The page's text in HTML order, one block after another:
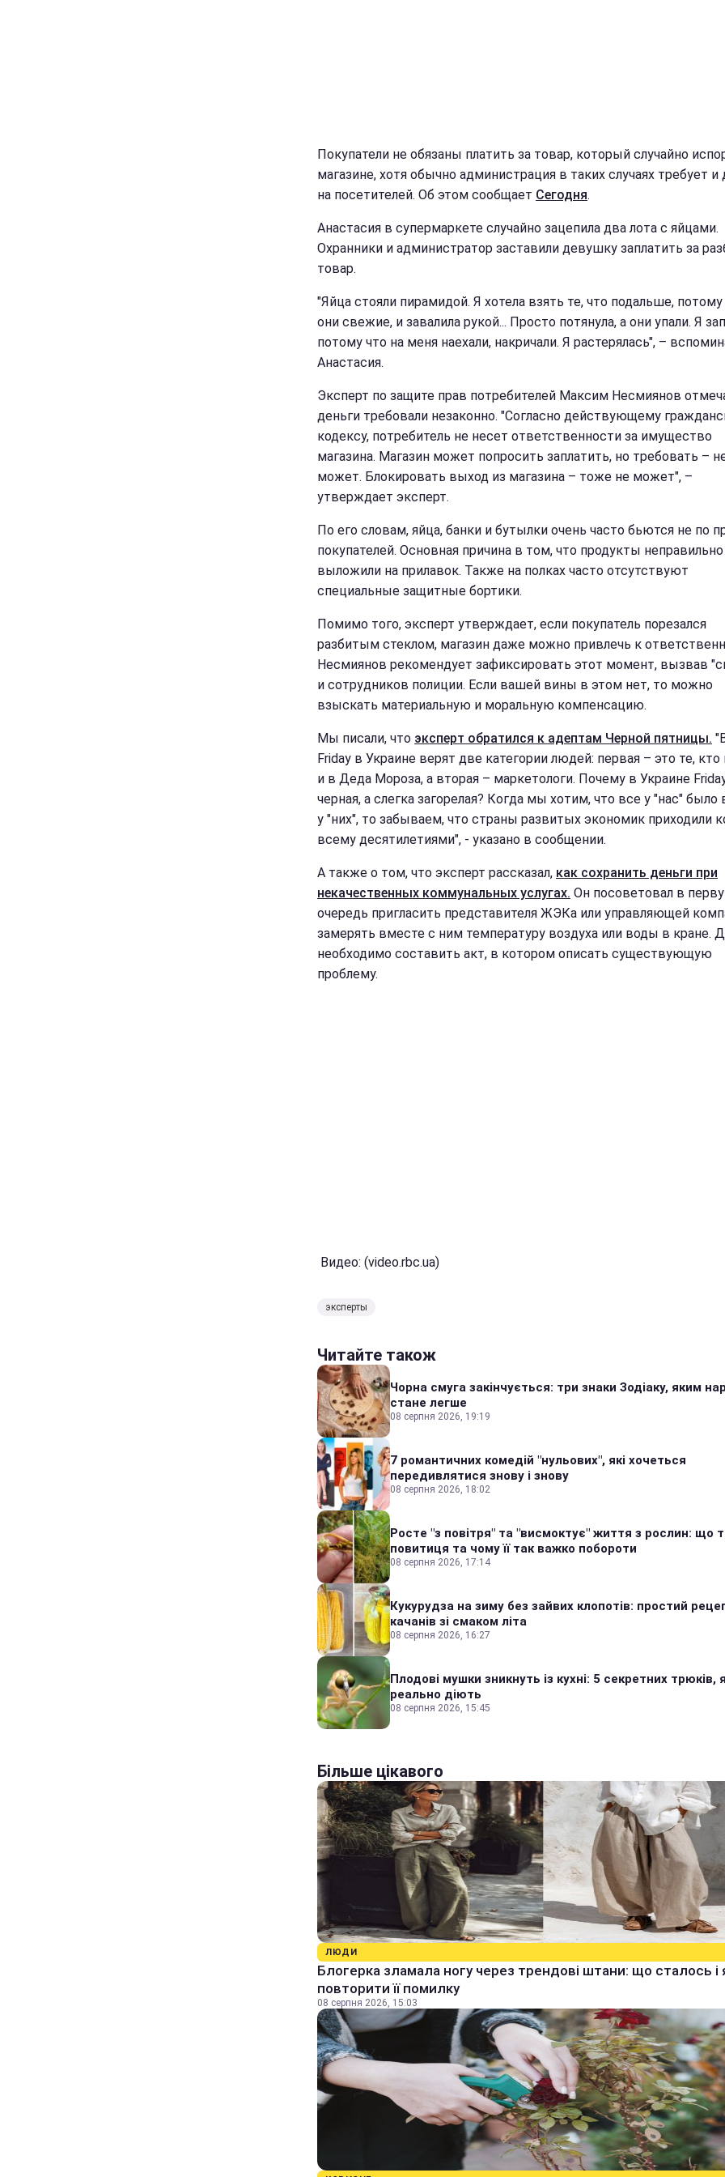
Покупатели не обязаны платить за товар, который случайно
магазине, хотя обычно администрация в таких случаях требует и
на посетителей. Об этом сообщает Сегодня.
Анастасия в супермаркете случайно зацепила два лота с яйцами.
Охранники и администратор заставили девушку заплатить за
товар.
"Яйца стояли пирамидой. Я хотела взять те, что подальше, потому
они свежие, и завалила рукой... Просто потянула, а они упали. Я
потому что на меня наехали, накричали. Я растерялась", –
Анастасия.
Эксперт по защите прав потребителей Максим Несмиянов
деньги требовали незаконно. "Согласно действующему
кодексу, потребитель не несет ответственности за имущество
магазина. Магазин может попросить заплатить, но требовать –
может. Блокировать выход из магазина – тоже не может", –
утверждает эксперт.
По его словам, яйца, банки и бутылки очень часто бьются не по
покупателей. Основная причина в том, что продукты неправильно
выложили на прилавок. Также на полках часто отсутствуют
специальные защитные бортики.
Помимо того, эксперт утверждает, если покупатель порезался
разбитым стеклом, магазин даже можно привлечь к
Несмиянов рекомендует зафиксировать этот момент, вызвав
и сотрудников полиции. Если вашей вины в этом нет, то можно
взыскать материальную и моральную компенсацию.
Мы писали, что эксперт обратился к адептам Черной пятницы.
Friday в Украине верят две категории людей: первая – это те, кто
и в Деда Мороза, а вторая – маркетологи. Почему в Украине
черная, а слегка загорелая? Когда мы хотим, что все у "нас" было
у "них", то забываем, что страны развитых экономик приходили
всему десятилетиями", - указано в сообщении.
А также о том, что эксперт рассказал, как сохранить деньги при
некачественных коммунальных услугах. Он посоветовал в
очередь пригласить представителя ЖЭКа или управляющей
замерять вместе с ним температуру воздуха или воды в кране.
необходимо составить акт, в котором описать существующую
проблему.
Видео: (video.rbc.ua)
эксперты
Читайте також
Чорна смуга закінчується: три знаки Зодіаку, яким
стане легше
08 серпня 2026, 19:19
7 романтичних комедій "нульових", які хочеться
передивлятися знову і знову
08 серпня 2026, 18:02
Росте "з повітря" та "висмоктує" життя з рослин: що
повитиця та чому її так важко побороти
08 серпня 2026, 17:14
Кукурудза на зиму без зайвих клопотів: простий
качанів зі смаком літа
08 серпня 2026, 16:27
Плодові мушки зникнуть із кухні: 5 секретних трюків,
реально діють
08 серпня 2026, 15:45
Більше цікавого
ЛЮДИ
Блогерка зламала ногу через трендові штани: що сталось і
повторити її помилку
08 серпня 2026, 15:03